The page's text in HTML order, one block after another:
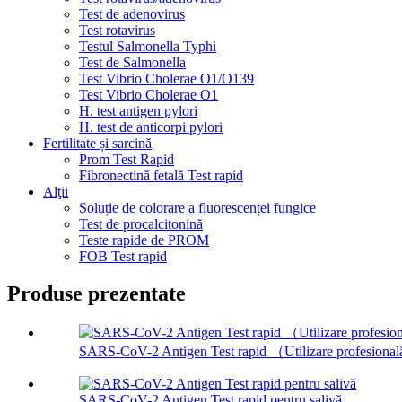
Test de adenovirus
Test rotavirus
Testul Salmonella Typhi
Test de Salmonella
Test Vibrio Cholerae O1/O139
Test Vibrio Cholerae O1
H. test antigen pylori
H. test de anticorpi pylori
Fertilitate și sarcină
Prom Test Rapid
Fibronectină fetală Test rapid
Alţii
Soluție de colorare a fluorescenței fungice
Test de procalcitonină
Teste rapide de PROM
FOB Test rapid
Produse prezentate
SARS-CoV-2 Antigen Test rapid （Utilizare